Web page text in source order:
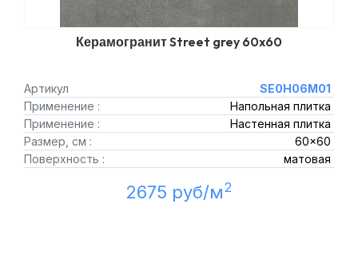
Керамогранит Street grey 60x60
Артикул
SE0H06M01
Применение :
Напольная плитка
Применение :
Настенная плитка
Размер, см :
60x60
Поверхность :
матовая
2675 руб/м2